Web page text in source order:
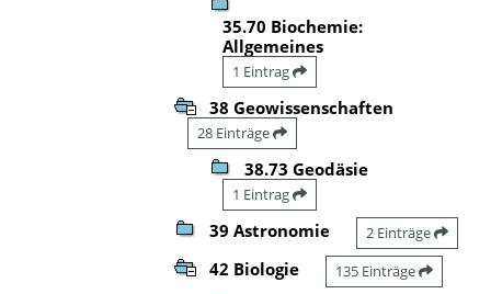
35.70 Biochemie:
Allgemeines
1 Eintrag
38 Geowissenschaften
28 Einträge
38.73 Geodäsie
1 Eintrag
39 Astronomie 2 Einträge
42 Biologie 135 Einträge